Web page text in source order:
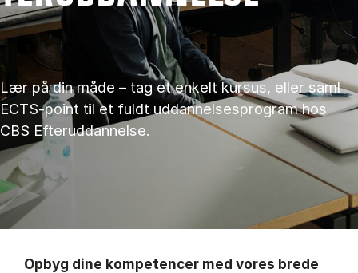
Lær på din måde – tag et enkelt kursus, eller saml
ECTS-point til et fuldt uddannelsesprogram hos
CBS Efteruddannelse.
Opbyg dine kompetencer med vores brede